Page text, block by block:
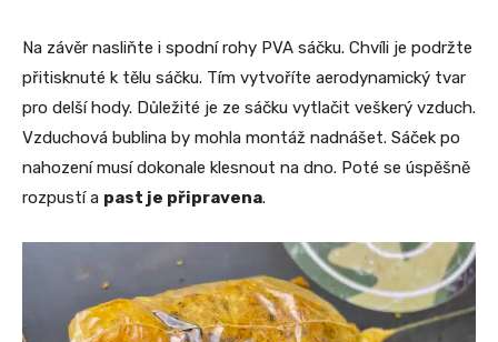
Na závěr nasliňte i spodní rohy PVA sáčku. Chvíli je podržte
přitisknuté k tělu sáčku. Tím vytvoříte aerodynamický tvar
pro delší hody. Důležité je ze sáčku vytlačit veškerý vzduch.
Vzduchová bublina by mohla montáž nadnášet. Sáček po
nahození musí dokonale klesnout na dno. Poté se úspěšně
rozpustí a past je připravena.